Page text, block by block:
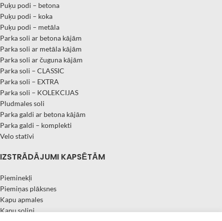
Puķu podi – betona
Puķu podi – koka
Puķu podi – metāla
Parka soli ar betona kājām
Parka soli ar metāla kājām
Parka soli ar čuguna kājām
Parka soli – CLASSIC
Parka soli – EXTRA
Parka soli – KOLEKCIJAS
Pludmales soli
Parka galdi ar betona kājām
Parka galdi – komplekti
Velo statīvi
IZSTRĀDĀJUMI KAPSĒTĀM
Pieminekļi
Piemiņas plāksnes
Kapu apmales
Kapu soliņi